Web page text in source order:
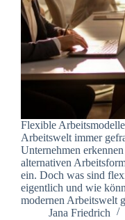
Flexible
Arbeitswelt immer
Unternehmen
alternativen
ein. Doch was sind
eigentlich und wie
modernen Arbeitswelt
Jana Friedrich